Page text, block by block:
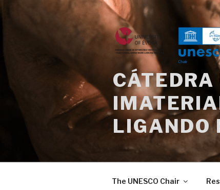
LIGANDO
The UNESCO Chair